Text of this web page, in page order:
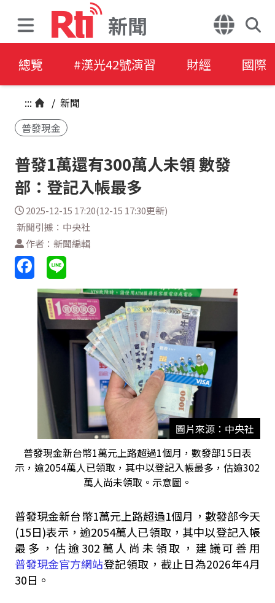
新聞
總覽 #漢光42號演習 財經 國際
::: / 新聞
普發現金
普發1萬還有300萬人未領 數發
部：登記入帳最多
2025-12-15 17:20(12-15 17:30更新)
新聞引據：中央社
作者：新聞編輯
圖片來源：中央社
普發現金新台幣1萬元上路超過1個月，數發部15日表
示，逾2054萬人已領取，其中以登記入帳最多，估逾302
萬人尚未領取。示意圖。
普發現金新台幣1萬元上路超過1個月，數發部今天
(15日)表示，逾2054萬人已領取，其中以登記入帳
最多，估逾302萬人尚未領取，建議可善用
普發現金官方網站登記領取，截止日為2026年4月
30日。